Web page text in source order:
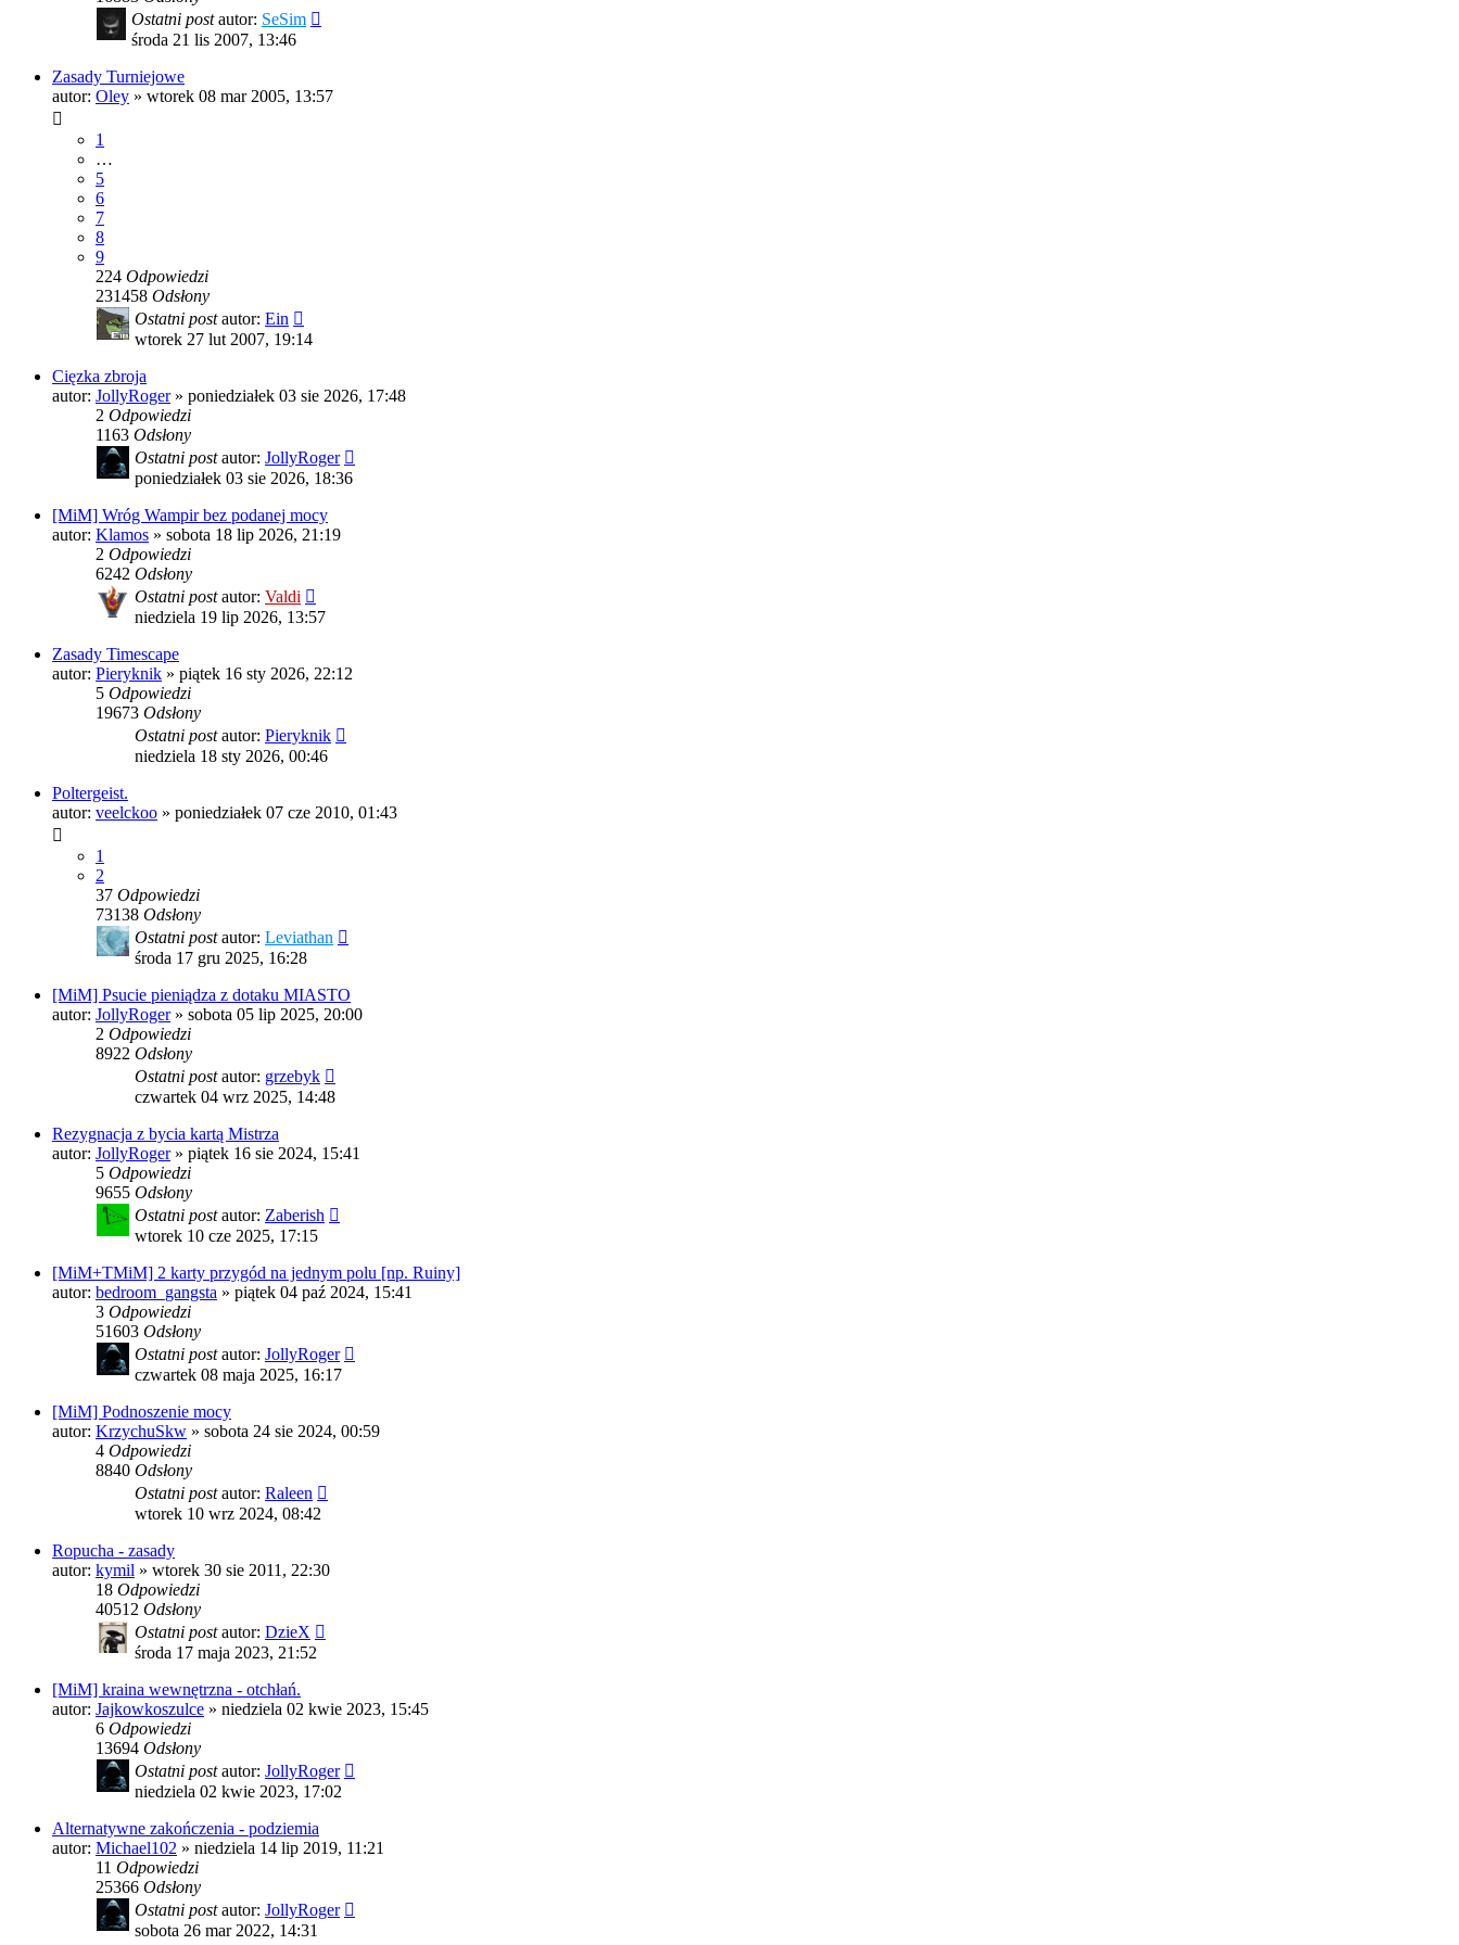
Ostatni postautor: SeSim
środa 21 lis 2007, 13:46
Zasady Turniejowe
autor: Oley » wtorek 08 mar 2005, 13:57
1
…
5
6
7
8
9
224 Odpowiedzi
231458 Odsłony
Ostatni postautor: Ein
wtorek 27 lut 2007, 19:14
Cięzka zbroja
autor: JollyRoger» poniedziałek 03 sie 2026, 17:48
2 Odpowiedzi
1163 Odsłony
Ostatni postautor: JollyRoger
poniedziałek 03 sie 2026, 18:36
[MiM] Wróg Wampir bez podanej mocy
autor: Klamos » sobota 18 lip 2026, 21:19
2 Odpowiedzi
6242 Odsłony
Ostatni postautor: Valdi
niedziela 19 lip 2026, 13:57
Zasady Timescape
autor: Pieryknik » piątek 16 sty 2026, 22:12
5 Odpowiedzi
19673 Odsłony
Ostatni postautor: Pieryknik
niedziela 18 sty 2026, 00:46
Poltergeist.
autor: veelckoo » poniedziałek 07 cze 2010, 01:43
1
2
37 Odpowiedzi
73138 Odsłony
Ostatni postautor: Leviathan
środa 17 gru 2025, 16:28
[MiM] Psucie pieniądza z dotaku MIASTO
autor: JollyRoger» sobota 05 lip 2025, 20:00
2 Odpowiedzi
8922 Odsłony
Ostatni postautor: grzebyk
czwartek 04 wrz 2025, 14:48
Rezygnacja z bycia kartą Mistrza
autor: JollyRoger» piątek 16 sie 2024, 15:41
5 Odpowiedzi
9655 Odsłony
Ostatni postautor: Zaberish
wtorek 10 cze 2025, 17:15
[MiM+TMiM] 2 karty przygód na jednym polu [np. Ruiny]
autor: bedroom_gangsta » piątek 04 paź 2024, 15:41
3 Odpowiedzi
51603 Odsłony
Ostatni postautor: JollyRoger
czwartek 08 maja 2025, 16:17
[MiM] Podnoszenie mocy
autor: KrzychuSkw » sobota 24 sie 2024, 00:59
4 Odpowiedzi
8840 Odsłony
Ostatni postautor: Raleen
wtorek 10 wrz 2024, 08:42
Ropucha - zasady
autor: kymil » wtorek 30 sie 2011, 22:30
18 Odpowiedzi
40512 Odsłony
Ostatni postautor: DzieX
środa 17 maja 2023, 21:52
[MiM] kraina wewnętrzna - otchłań.
autor: Jajkowkoszulce » niedziela 02 kwie 2023, 15:45
6 Odpowiedzi
13694 Odsłony
Ostatni postautor: JollyRoger
niedziela 02 kwie 2023, 17:02
Alternatywne zakończenia - podziemia
autor: Michael102 » niedziela 14 lip 2019, 11:21
11 Odpowiedzi
25366 Odsłony
Ostatni postautor: JollyRoger
sobota 26 mar 2022, 14:31